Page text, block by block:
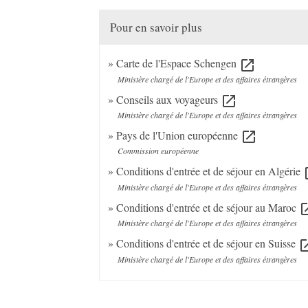
Pour en savoir plus
Carte de l'Espace Schengen open_in_new
Ministère chargé de l'Europe et des affaires étrangères
Conseils aux voyageurs open_in_new
Ministère chargé de l'Europe et des affaires étrangères
Pays de l'Union européenne open_in_new
Commission européenne
Conditions d'entrée et de séjour en Algérie
Ministère chargé de l'Europe et des affaires étrangères
Conditions d'entrée et de séjour au Maroc
Ministère chargé de l'Europe et des affaires étrangères
Conditions d'entrée et de séjour en Suisse
Ministère chargé de l'Europe et des affaires étrangères